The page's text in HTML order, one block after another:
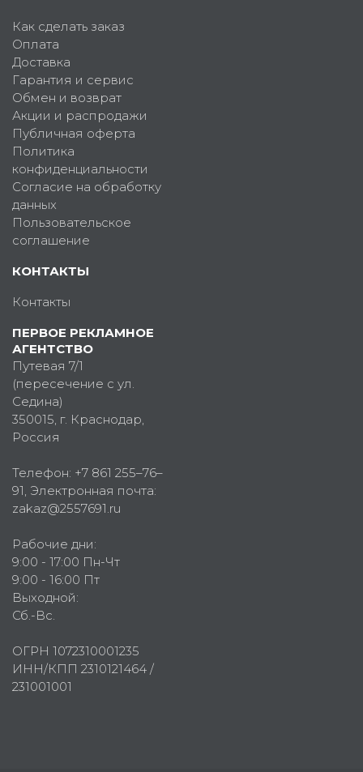
Как сделать заказ
Оплата
Доставка
Гарантия и сервис
Обмен и возврат
Акции и распродажи
Публичная оферта
Политика
конфиденциальности
Согласие на обработку
данных
Пользовательское
соглашение
КОНТАКТЫ
Контакты
ПЕРВОЕ РЕКЛАМНОЕ
АГЕНТСТВО
Путевая 7/1
(пересечение с ул.
Седина)
350015, г. Краснодар,
Россия
Телефон: +7 861 255–76–
91, Электронная почта:
zakaz@2557691.ru
Рабочие дни:
9:00 - 17:00 Пн-Чт
9:00 - 16:00 Пт
Выходной:
Сб.-Вс.
ОГРН 1072310001235
ИНН/КПП 2310121464 /
231001001